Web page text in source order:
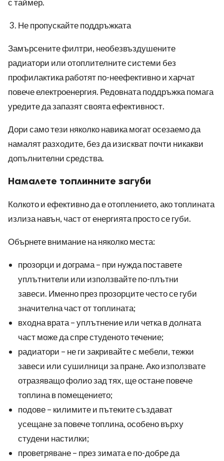
с таймер.
Не пропускайте поддръжката
Замърсените филтри, необезвъздушените
радиатори или отоплителните системи без
профилактика работят по-неефективно и харчат
повече електроенергия. Редовната поддръжка помага
уредите да запазят своята ефективност.
Дори само тези няколко навика могат осезаемо да
намалят разходите, без да изискват почти никакви
допълнителни средства.
Намалете топлинните загуби
Колкото и ефективно да е отоплението, ако топлината
излиза навън, част от енергията просто се губи.
Обърнете внимание на няколко места:
прозорци и дограма – при нужда поставете
уплътнители или използвайте по-плътни
завеси. Именно през прозорците често се губи
значителна част от топлината;
входна врата – уплътнение или четка в долната
част може да спре студеното течение;
радиатори – не ги закривайте с мебели, тежки
завеси или сушилници за пране. Ако използвате
отразяващо фолио зад тях, ще остане повече
топлина в помещението;
подове – килимите и пътеките създават
усещане за повече топлина, особено върху
студени настилки;
проветряване – през зимата е по-добре да